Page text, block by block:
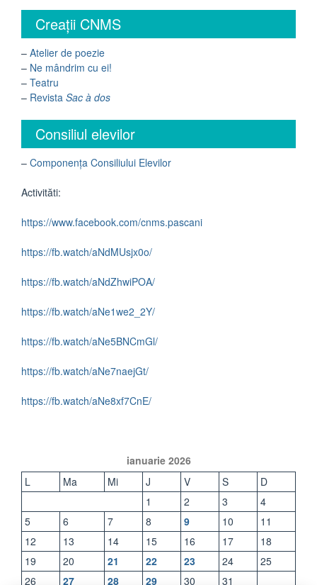
Creații CNMS
– Atelier de poezie
– Ne mândrim cu ei!
– Teatru
– Revista Sac à dos
Consiliul elevilor
– Componența Consiliului Elevilor
Activităti:
https://www.facebook.com/cnms.pascani
https://fb.watch/aNdMUsjx0o/
https://fb.watch/aNdZhwiPOA/
https://fb.watch/aNe1we2_2Y/
https://fb.watch/aNe5BNCmGl/
https://fb.watch/aNe7naejGt/
https://fb.watch/aNe8xf7CnE/
ianuarie 2026
L
Ma Mi J V S
D
1
2 3
4
5
6 7 8 9 10
11
12
13 14 15 16 17
18
19
20 21 22 23 24
25
26
27 28 29 30 31